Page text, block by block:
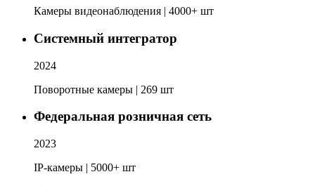
Камеры видеонаблюдения | 4000+ шт
Системный интегратор
2024
Поворотные камеры | 269 шт
Федеральная розничная сеть
2023
IP-камеры | 5000+ шт